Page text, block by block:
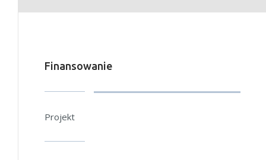
Finansowanie
Projekt